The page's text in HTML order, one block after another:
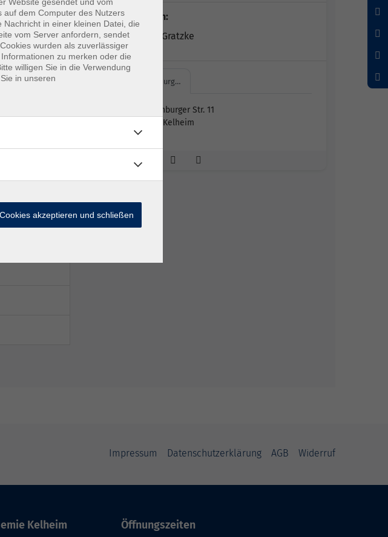
Dozent*in:
Ramona Gratzke
Riedenburg…
Riedenburger Str. 11
93309 Kelheim
Impressum Datenschutzerklärung AGB Widerruf
Kelheim
Öffnungszeiten
auf dem Computer des Nutzers
in einer kleinen Datei, die
vom Server anfordern, sendet
wurden als zuverlässiger
zu merken oder die
willigen Sie in die Verwendung
in unseren
akzeptieren und schließen